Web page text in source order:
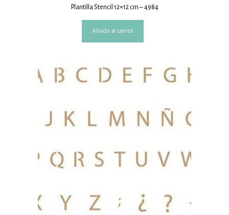
Plantilla Stencil 12×12 cm – 4984
Añadir al carrito